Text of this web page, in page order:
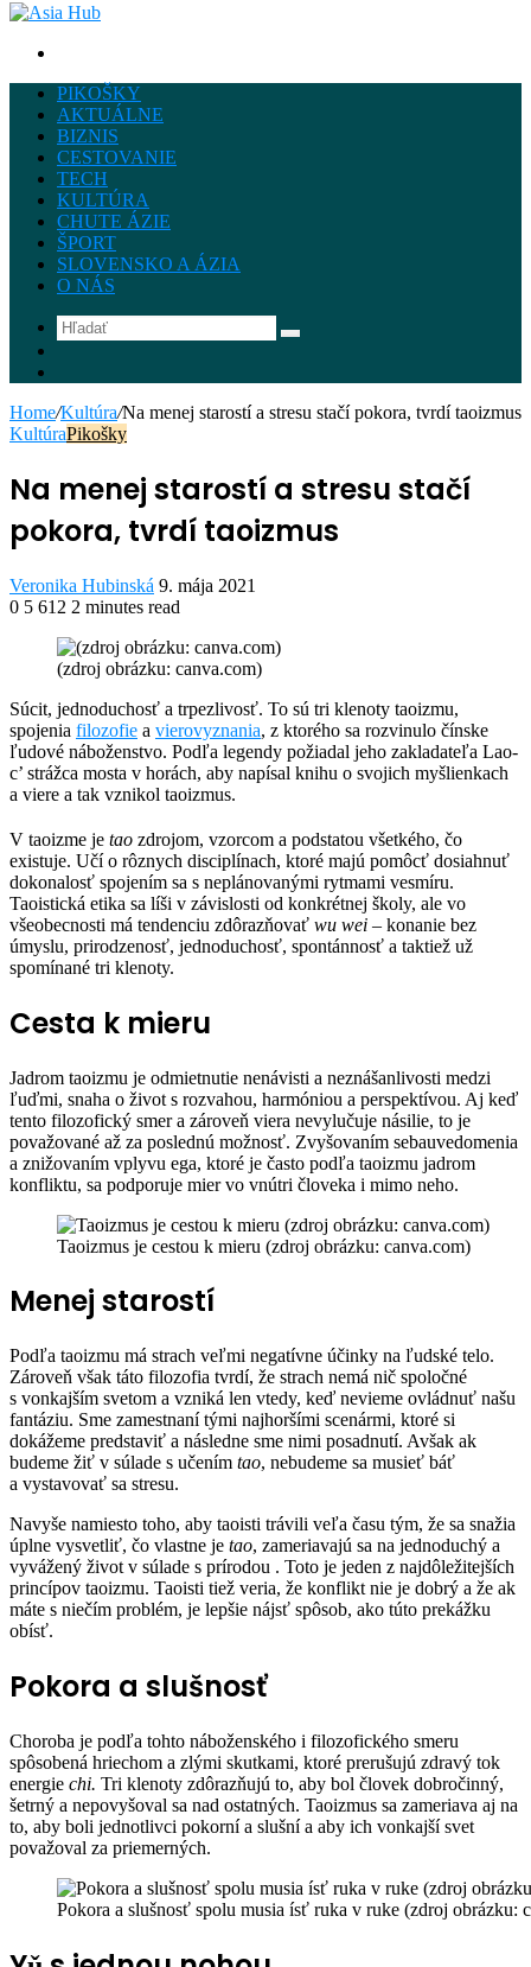
PIKOŠKY
AKTUÁLNE
BIZNIS
CESTOVANIE
TECH
KULTÚRA
CHUTE ÁZIE
ŠPORT
SLOVENSKO A ÁZIA
O NÁS
Hľadať
Home/Kultúra/Na menej starostí a stresu stačí pokora, tvrdí taoizmus
KultúraPikošky
Na menej starostí a stresu stačí
pokora, tvrdí taoizmus
Veronika Hubinská Send
an
9. mája 2021
0 5 612 2 minutes read
(zdroj obrázku: canva.com)
Súcit, jednoduchosť a trpezlivosť. To sú tri klenoty taoizmu,
spojenia filozofie a vierovyznania, z ktorého sa rozvinulo čínske
ľudové náboženstvo. Podľa legendy požiadal jeho zakladateľa Lao-
c’ strážca mosta v horách, aby napísal knihu o svojich myšlienkach
a viere a tak vznikol taoizmus.
V taoizme je tao zdrojom, vzorcom a podstatou všetkého, čo
existuje. Učí o rôznych disciplínach, ktoré majú pomôcť dosiahnuť
dokonalosť spojením sa s neplánovanými rytmami vesmíru.
Taoistická etika sa líši v závislosti od konkrétnej školy, ale vo
všeobecnosti má tendenciu zdôrazňovať wu wei – konanie bez
úmyslu, prirodzenosť, jednoduchosť, spontánnosť a taktiež už
spomínané tri klenoty.
Cesta k mieru
Jadrom taoizmu je odmietnutie nenávisti a neznášanlivosti medzi
ľuďmi, snaha o život s rozvahou, harmóniou a perspektívou. Aj keď
tento filozofický smer a zároveň viera nevylučuje násilie, to je
považované až za poslednú možnosť. Zvyšovaním sebauvedomenia
a znižovaním vplyvu ega, ktoré je často podľa taoizmu jadrom
konfliktu, sa podporuje mier vo vnútri človeka i mimo neho.
Taoizmus je cestou k mieru (zdroj obrázku: canva.com)
Menej starostí
Podľa taoizmu má strach veľmi negatívne účinky na ľudské telo.
Zároveň však táto filozofia tvrdí, že strach nemá nič spoločné
s vonkajším svetom a vzniká len vtedy, keď nevieme ovládnuť našu
fantáziu. Sme zamestnaní tými najhoršími scenármi, ktoré si
dokážeme predstaviť a následne sme nimi posadnutí. Avšak ak
budeme žiť v súlade s učením tao, nebudeme sa musieť báť
a vystavovať sa stresu.
Navyše namiesto toho, aby taoisti trávili veľa času tým, že sa snažia
úplne vysvetliť, čo vlastne je tao, zameriavajú sa na jednoduchý a
vyvážený život v súlade s prírodou . Toto je jeden z najdôležitejších
princípov taoizmu. Taoisti tiež veria, že konflikt nie je dobrý a že ak
máte s niečím problém, je lepšie nájsť spôsob, ako túto prekážku
obísť.
Pokora a slušnosť
Choroba je podľa tohto náboženského i filozofického smeru
spôsobená hriechom a zlými skutkami, ktoré prerušujú zdravý tok
energie chi. Tri klenoty zdôrazňujú to, aby bol človek dobročinný,
šetrný a nepovyšoval sa nad ostatných. Taoizmus sa zameriava aj na
to, aby boli jednotlivci pokorní a slušní a aby ich vonkajší svet
považoval za priemerných.
Pokora a slušnosť spolu musia ísť ruka v ruke (zdroj obrázku: